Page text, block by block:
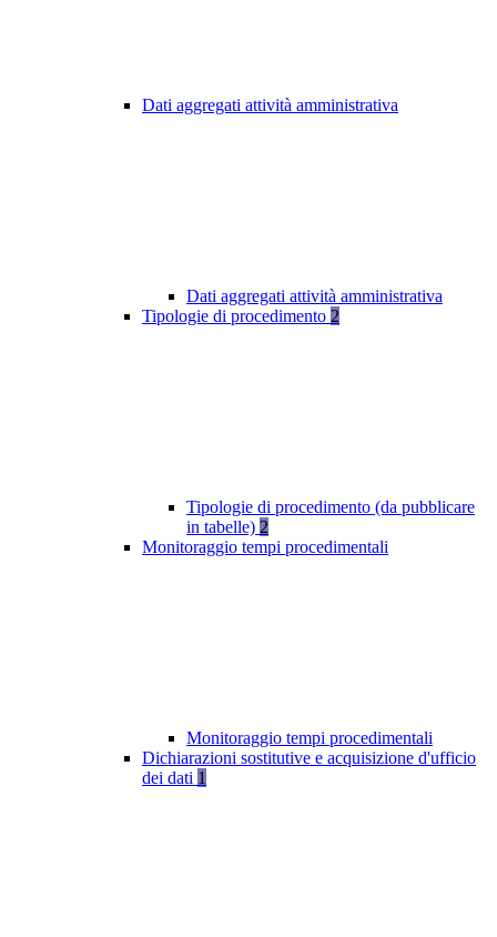
Dati aggregati attività amministrativa
Dati aggregati attività amministrativa
Tipologie di procedimento 2
Tipologie di procedimento (da pubblicare
in tabelle) 2
Monitoraggio tempi procedimentali
Monitoraggio tempi procedimentali
Dichiarazioni sostitutive e acquisizione d'ufficio
dei dati 1